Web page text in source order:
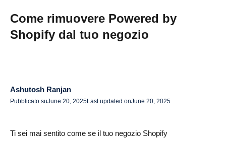
Salvataggio e verifica delle modifiche
Idee personalizzate per testo e branding
Collegamento alle tue pagine
Come rimuovere Powered by
Shopify dal tuo negozio
Ashutosh Ranjan
Pubblicato suJune 20, 2025Last updated onJune 20, 2025
Ti sei mai sentito come se il tuo negozio Shopify